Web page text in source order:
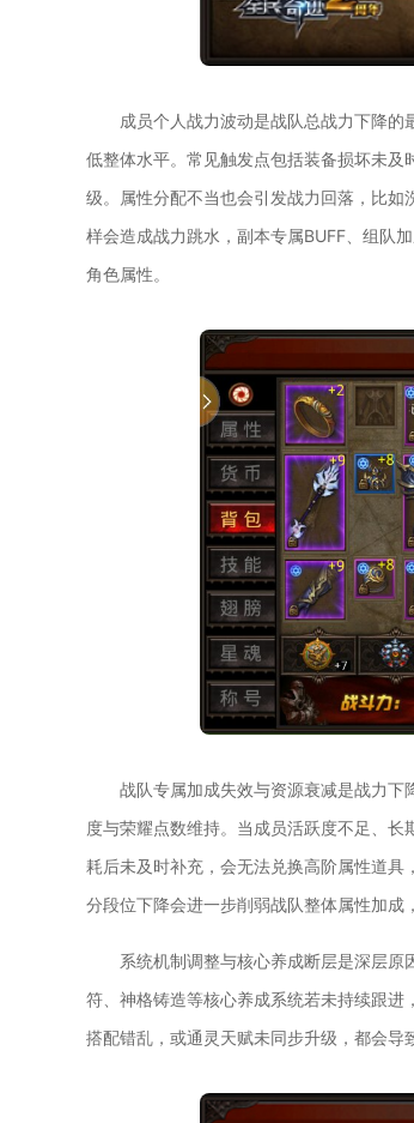
成员个人战力波动是战队总战力下降
低整体水平。常见触发点包括装备损坏未
级。属性分配不当也会引发战力回落，比
样会造成战力跳水，副本专属BUFF、组队
角色属性。
战队专属加成失效与资源衰减是战力
度与荣耀点数维持。当成员活跃度不足、
耗后未及时补充，会无法兑换高阶属性道
分段位下降会进一步削弱战队整体属性加成
系统机制调整与核心养成断层是深层
符、神格铸造等核心养成系统若未持续跟
搭配错乱，或通灵天赋未同步升级，都会导